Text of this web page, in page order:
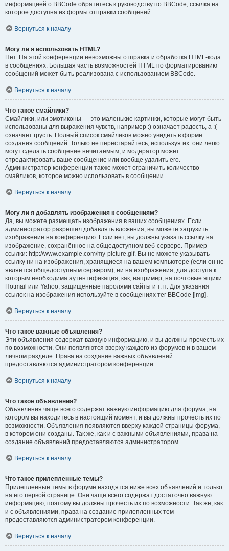
информацией о BBCode обратитесь к руководству по BBCode, ссылка на
которое доступна из формы отправки сообщений.
Вернуться к началу
Могу ли я использовать HTML?
Нет. На этой конференции невозможны отправка и обработка HTML-кода
в сообщениях. Большая часть возможностей HTML по форматированию
сообщений может быть реализована с использованием BBCode.
Вернуться к началу
Что такое смайлики?
Смайлики, или эмотиконы — это маленькие картинки, которые могут быть
использованы для выражения чувств, например :) означает радость, а :(
означает грусть. Полный список смайликов можно увидеть в форме
создания сообщений. Только не перестарайтесь, используя их: они легко
могут сделать сообщение нечитаемым, и модератор может
отредактировать ваше сообщение или вообще удалить его.
Администратор конференции также может ограничить количество
смайликов, которое можно использовать в сообщении.
Вернуться к началу
Могу ли я добавлять изображения к сообщениям?
Да, вы можете размещать изображения в ваших сообщениях. Если
администратор разрешил добавлять вложения, вы можете загрузить
изображение на конференцию. Если нет, вы должны указать ссылку на
изображение, сохранённое на общедоступном веб-сервере. Пример
ссылки: http://www.example.com/my-picture.gif. Вы не можете указывать
ссылку ни на изображения, хранящиеся на вашем компьютере (если он не
является общедоступным сервером), ни на изображения, для доступа к
которым необходима аутентификация, как, например, на почтовые ящики
Hotmail или Yahoo, защищённые паролями сайты и т. п. Для указания
ссылок на изображения используйте в сообщениях тег BBCode [img].
Вернуться к началу
Что такое важные объявления?
Эти объявления содержат важную информацию, и вы должны прочесть их
по возможности. Они появляются вверху каждого из форумов и в вашем
личном разделе. Права на создание важных объявлений
предоставляются администратором конференции.
Вернуться к началу
Что такое объявления?
Объявления чаще всего содержат важную информацию для форума, на
котором вы находитесь в настоящий момент, и вы должны прочесть их по
возможности. Объявления появляются вверху каждой страницы форума,
в котором они созданы. Так же, как и с важными объявлениями, права на
создание объявлений предоставляются администратором.
Вернуться к началу
Что такое прилепленные темы?
Прилепленные темы в форуме находятся ниже всех объявлений и только
на его первой странице. Они чаще всего содержат достаточно важную
информацию, поэтому вы должны прочесть их по возможности. Так же, как
и с объявлениями, права на создание прилепленных тем
предоставляются администратором конференции.
Вернуться к началу